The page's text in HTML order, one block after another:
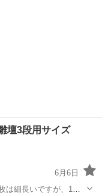
壇3段用サイズ
6月6日
は細長いですが、1枚